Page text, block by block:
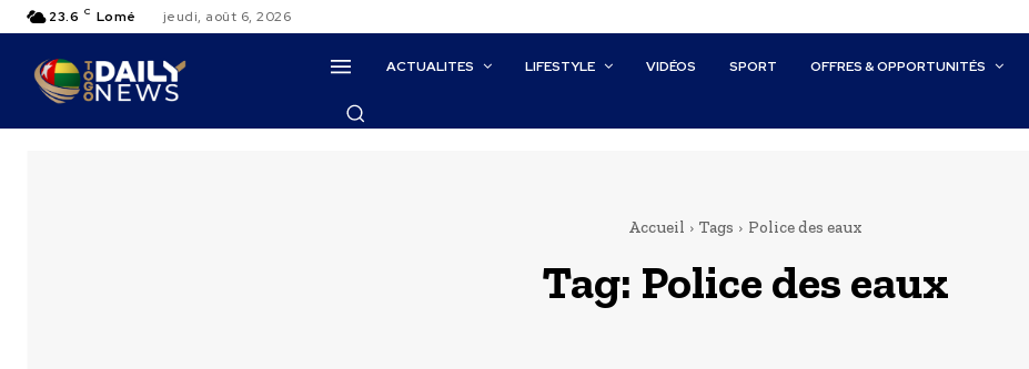
23.6 C Lomé jeudi, août 6, 2026
ACTUALITES LIFESTYLE VIDÉOS SPORT OFFRES & OPPORTUNITÉS
Accueil Tags Police des eaux
Tag: Police des eaux